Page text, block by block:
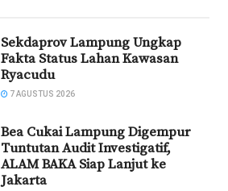
Sekdaprov Lampung Ungkap
Fakta Status Lahan Kawasan
Ryacudu
7 AGUSTUS 2026
Bea Cukai Lampung Digempur
Tuntutan Audit Investigatif,
ALAM BAKA Siap Lanjut ke
Jakarta